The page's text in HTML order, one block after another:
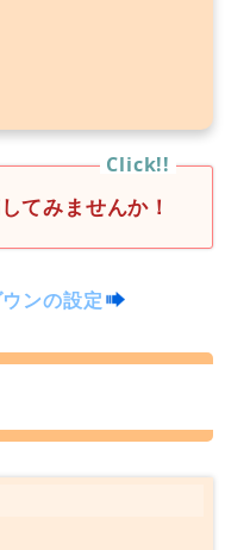
てみませんか！
ンの設定